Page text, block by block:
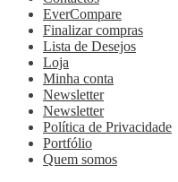
EverCompare
Finalizar compras
Lista de Desejos
Loja
Minha conta
Newsletter
Newsletter
Política de Privacidade
Portfólio
Quem somos